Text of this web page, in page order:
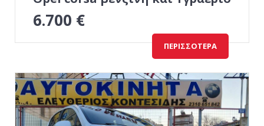
6.700 €
ΠΕΡΙΣΣΌΤΕΡΑ